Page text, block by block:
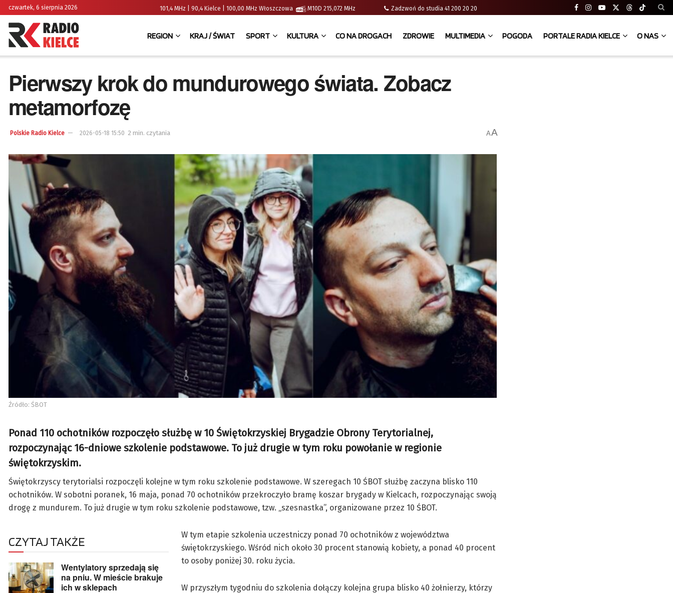
czwartek, 6 sierpnia 2026 101,4 MHz | 90,4 Kielce | 100,00 MHz Włoszczowa M10D 215,072 MHz Zadzwoń do studia 41 200 20 20
REGION KRAJ / ŚWIAT SPORT KULTURA CO NA DROGACH ZDROWIE MULTIMEDIA POGODA PORTALE RADIA KIELCE O NAS
Pierwszy krok do mundurowego świata. Zobacz
metamorfozę
Polskie Radio Kielce 2026-05-18 15:50 2 min. czytania AA
Źródło: ŚBOT
Ponad 110 ochotników rozpoczęło służbę w 10 Świętokrzyskiej Brygadzie Obrony Terytorialnej,
rozpoczynając 16-dniowe szkolenie podstawowe. To już drugie w tym roku powołanie w regionie
świętokrzyskim.
Świętokrzyscy terytorialsi rozpoczęli kolejne w tym roku szkolenie podstawowe. W szeregach 10 ŚBOT służbę zaczyna blisko 110
ochotników. W sobotni poranek, 16 maja, ponad 70 ochotników przekroczyło bramę koszar brygady w Kielcach, rozpoczynając swoją
drogę z mundurem. To już drugie w tym roku szkolenie podstawowe, tzw. „szesnastka”, organizowane przez 10 ŚBOT.
CZYTAJ TAKŻE
Wentylatory sprzedają się
na pniu. W mieście brakuje
ich w sklepach
W tym etapie szkolenia uczestniczy ponad 70 ochotników z województwa
świętokrzyskiego. Wśród nich około 30 procent stanowią kobiety, a ponad 40 procent
to osoby poniżej 30. roku życia.
W przyszłym tygodniu do szkolenia dołączy kolejna grupa blisko 40 żołnierzy, którzy